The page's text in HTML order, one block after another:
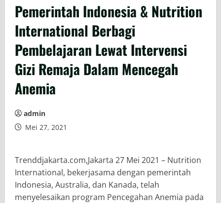
Pemerintah Indonesia & Nutrition
International Berbagi
Pembelajaran Lewat Intervensi
Gizi Remaja Dalam Mencegah
Anemia
admin
Mei 27, 2021
Trenddjakarta.com,Jakarta 27 Mei 2021 – Nutrition
International, bekerjasama dengan pemerintah
Indonesia, Australia, dan Kanada, telah
menyelesaikan program Pencegahan Anemia pada